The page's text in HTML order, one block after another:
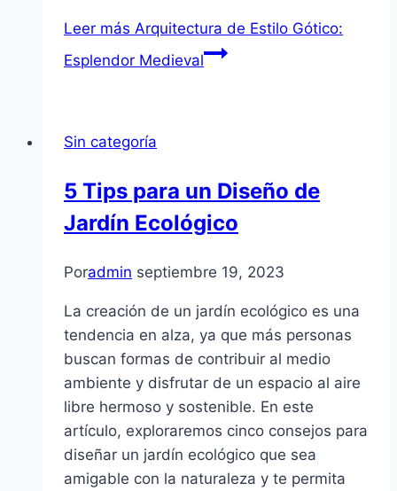
Leer más Arquitectura de Estilo Gótico:
Esplendor Medieval
Sin categoría
5 Tips para un Diseño de
Jardín Ecológico
Poradmin septiembre 19, 2023
La creación de un jardín ecológico es una
tendencia en alza, ya que más personas
buscan formas de contribuir al medio
ambiente y disfrutar de un espacio al aire
libre hermoso y sostenible. En este
artículo, exploraremos cinco consejos para
diseñar un jardín ecológico que sea
amigable con la naturaleza y te permita